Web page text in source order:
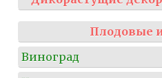
Плодовые
Виноград